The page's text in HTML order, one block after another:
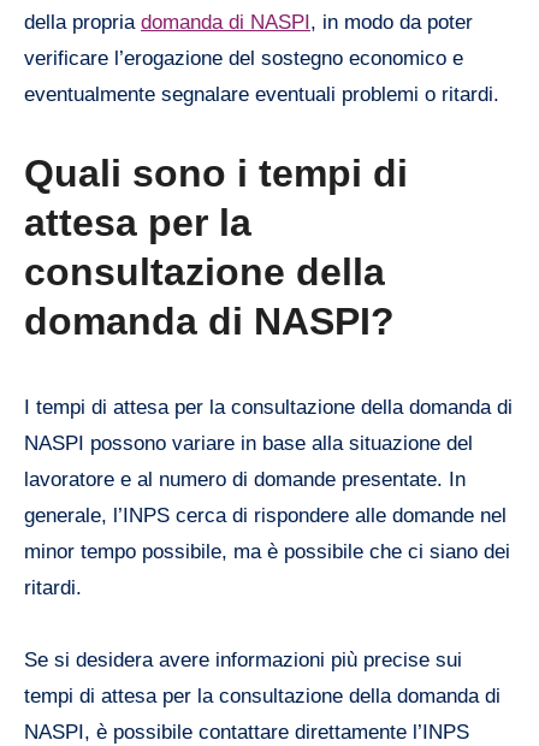
della propria domanda di NASPI, in modo da poter
verificare l’erogazione del sostegno economico e
eventualmente segnalare eventuali problemi o ritardi.
Quali sono i tempi di
attesa per la
consultazione della
domanda di NASPI?
I tempi di attesa per la consultazione della domanda di
NASPI possono variare in base alla situazione del
lavoratore e al numero di domande presentate. In
generale, l’INPS cerca di rispondere alle domande nel
minor tempo possibile, ma è possibile che ci siano dei
ritardi.
Se si desidera avere informazioni più precise sui
tempi di attesa per la consultazione della domanda di
NASPI, è possibile contattare direttamente l’INPS